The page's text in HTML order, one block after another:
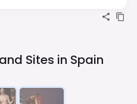
Sites in Spain